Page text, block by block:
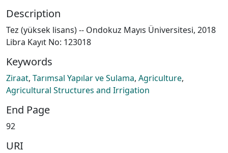
Description
Tez (yüksek lisans) -- Ondokuz Mayıs Üniversitesi, 2018
Libra Kayıt No: 123018
Keywords
Ziraat, Tarımsal Yapılar ve Sulama, Agriculture,
Agricultural Structures and Irrigation
End Page
92
URI